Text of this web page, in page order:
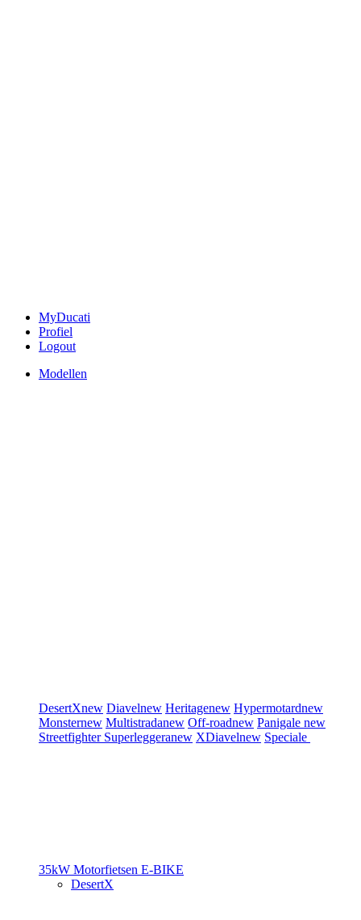
MyDucati
Profiel
Logout
Modellen
DesertXnew Diavelnew Heritagenew Hypermotardnew
Monsternew Multistradanew Off-roadnew Panigale new
Streetfighter Superleggeranew XDiavelnew Speciale
35kW Motorfietsen E-BIKE
DesertX